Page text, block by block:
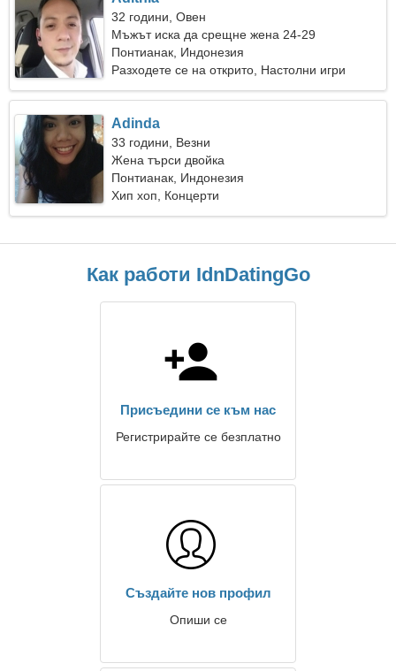
32 години, Овен
Мъжът иска да срещне жена 24-29
Понтианак, Индонезия
Разходете се на открито, Настолни игри
Adinda
33 години, Везни
Жена търси двойка
Понтианак, Индонезия
Хип хоп, Концерти
Как работи IdnDatingGo
Присъедини се към нас
Регистрирайте се безплатно
Създайте нов профил
Опиши се